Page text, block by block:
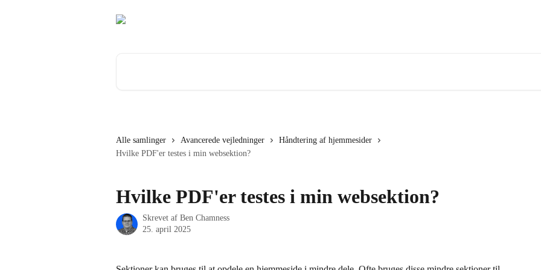
Alle samlinger Avancerede vejledninger
Håndtering af hjemmesider
Hvilke PDF'er testes i min websektion?
Hvilke PDF'er testes i min websektion?
Skrevet af Ben Chamness
25. april 2025